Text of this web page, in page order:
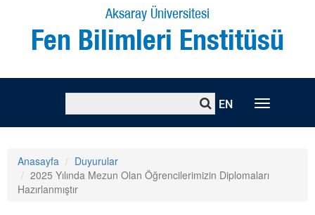
Aksaray Üniversitesi
Fen Bilimleri Enstitüsü
EN
Anasayfa
Duyurular
2025 Yılında Mezun Olan Öğrencilerimizin Diplomaları
Hazırlanmıştır